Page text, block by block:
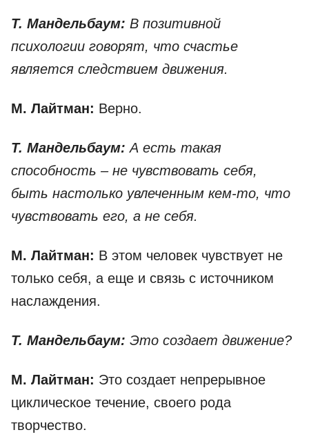
Т. Мандельбаум: В позитивной
психологии говорят, что счастье
является следствием движения.
М. Лайтман: Верно.
Т. Мандельбаум: А есть такая
способность – не чувствовать себя,
быть настолько увлеченным кем-то, что
чувствовать его, а не себя.
М. Лайтман: В этом человек чувствует не
только себя, а еще и связь с источником
наслаждения.
Т. Мандельбаум: Это создает движение?
М. Лайтман: Это создает непрерывное
циклическое течение, своего рода
творчество.